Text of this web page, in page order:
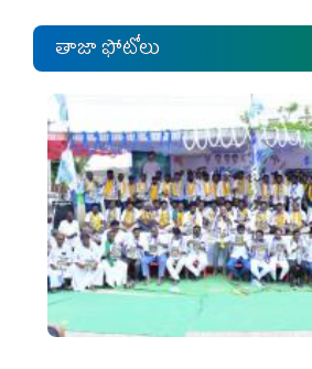
తాజా ఫోటోలు